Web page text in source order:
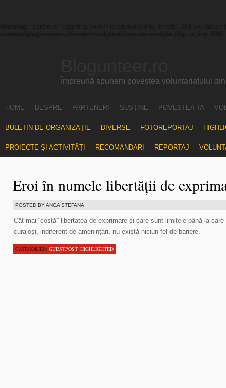
Împreună spunem povestea voluntariatului
HOME DESPRE PARTENERI SUSŢINE POVESTEA TA
BULETIN DE ORGANIZAŢIE DIVERSE FOTOREPORTAJ
PROIECTE ŞI ACTIVITĂŢI RECOMANDARI REPORTAJ
Eroi în numele libertății de
POSTED BY ANCA STEFANA
Cât mai “costă” libertatea de exprimare și care sunt limitele până la
curajoși, indiferent de amenințari, nu există niciun fel de bariere.
CATEGORIES: GUESTPOST, HIGHLIGHTED